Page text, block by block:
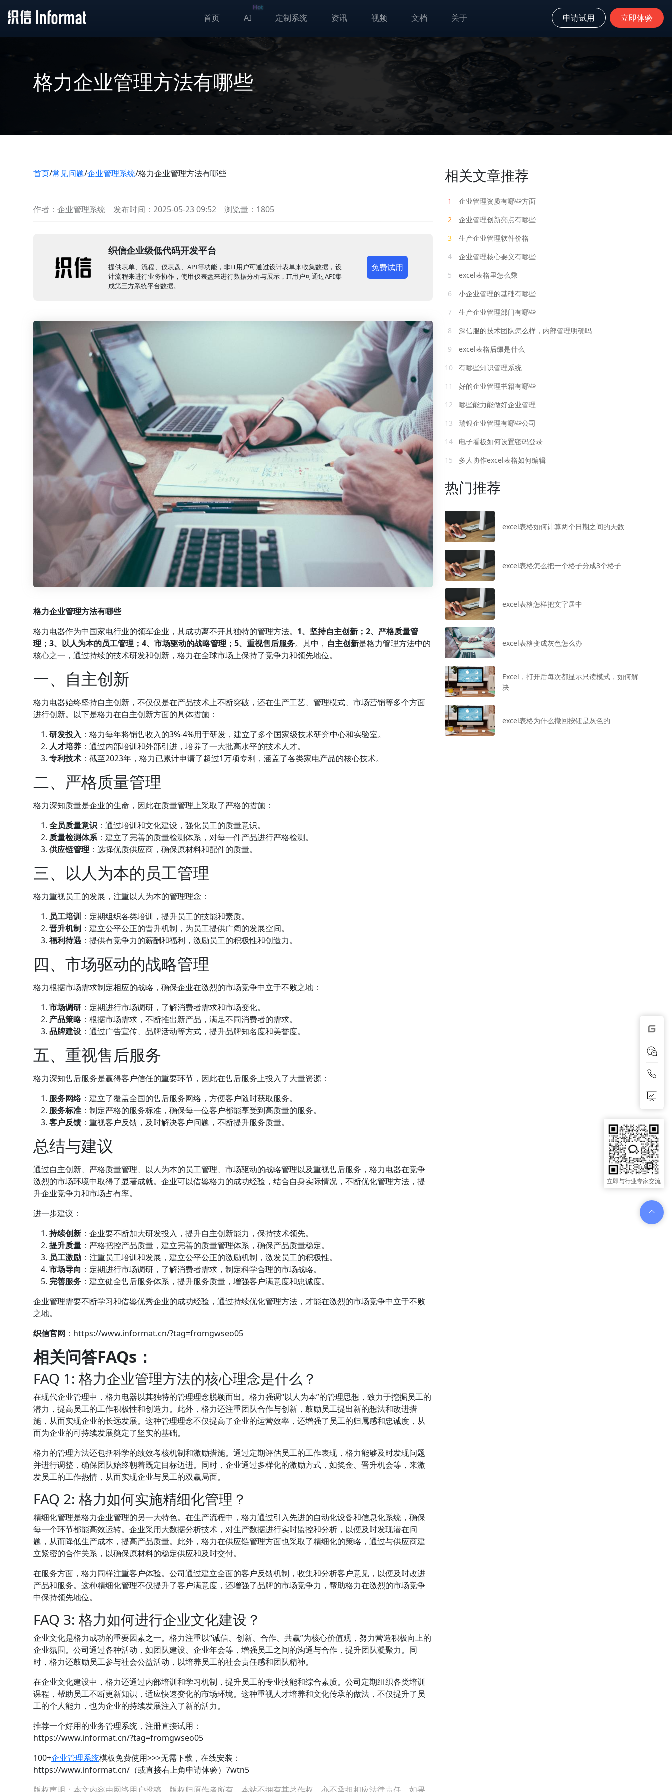
首页 AI
Hot
定制系统 资讯 视频 文档 关于 申请试用 立即体验
格力企业管理方法有哪些
首页/常见问题/企业管理系统/格力企业管理方法有哪些
作者：企业管理系统 发布时间：2025-05-23 09:52 浏览量：1805
织信企业级低代码开发平台
提供表单、流程、仪表盘、API等功能，非IT用户可通过设计表单来收集数据，设
计流程来进行业务协作，使用仪表盘来进行数据分析与展示，IT用户可通过API集
成第三方系统平台数据。
免费试用
格力企业管理方法有哪些
格力电器作为中国家电行业的领军企业，其成功离不开其独特的管理方法。 1、坚持自主创新；2、严格质量管
理 ；3、以人为本的员工管理 ；4、市场驱动的战略管理；5、重视售后服务。其中， 自主创新是格力管理方法中的
核心之一，通过持续的技术研发和创新，格力在全球市场上保持了竞争力和领先地位。
一、自主创新
格力电器始终坚持自主创新，不仅仅是在产品技术上不断突破，还在生产工艺、管理模式、市场营销等多个方面
进行创新。以下是格力在自主创新方面的具体措施：
研发投入 ：格力每年将销售收入的3%-4%用于研发，建立了多个国家级技术研究中心和实验室。
人才培养 ：通过内部培训和外部引进，培养了一大批高水平的技术人才。
专利技术 ：截至2023年，格力已累计申请了超过1万项专利，涵盖了各类家电产品的核心技术。
二、严格质量管理
格力深知质量是企业的生命，因此在质量管理上采取了严格的措施：
全员质量意识 ：通过培训和文化建设，强化员工的质量意识。
质量检测体系：建立了完善的质量检测体系，对每一件产品进行严格检测。
供应链管理 ：选择优质供应商，确保原材料和配件的质量。
三、以人为本的员工管理
格力重视员工的发展，注重以人为本的管理理念：
员工培训 ：定期组织各类培训，提升员工的技能和素质。
晋升机制 ：建立公平公正的晋升机制，为员工提供广阔的发展空间。
福利待遇 ：提供有竞争力的薪酬和福利，激励员工的积极性和创造力。
四、市场驱动的战略管理
格力根据市场需求制定相应的战略，确保企业在激烈的市场竞争中立于不败之地：
市场调研 ：定期进行市场调研，了解消费者需求和市场变化。
产品策略：根据市场需求，不断推出新产品，满足不同消费者的需求。
品牌建设 ：通过广告宣传、品牌活动等方式，提升品牌知名度和美誉度。
五、重视售后服务
格力深知售后服务是赢得客户信任的重要环节，因此在售后服务上投入了大量资源：
服务网络：建立了覆盖全国的售后服务网络，方便客户随时获取服务。
服务标准 ：制定严格的服务标准，确保每一位客户都能享受到高质量的服务。
客户反馈 ：重视客户反馈，及时解决客户问题，不断提升服务质量。
总结与建议
通过自主创新、严格质量管理、以人为本的员工管理、市场驱动的战略管理以及重视售后服务，格力电器在竞争
激烈的市场环境中取得了显著成就。企业可以借鉴格力的成功经验，结合自身实际情况，不断优化管理方法，提
升企业竞争力和市场占有率。
进一步建议：
持续创新 ：企业要不断加大研发投入，提升自主创新能力，保持技术领先。
提升质量 ：严格把控产品质量，建立完善的质量管理体系，确保产品质量稳定。
员工激励 ：注重员工培训和发展，建立公平公正的激励机制，激发员工的积极性。
市场导向 ：定期进行市场调研，了解消费者需求，制定科学合理的市场战略。
完善服务 ：建立健全售后服务体系，提升服务质量，增强客户满意度和忠诚度。
企业管理需要不断学习和借鉴优秀企业的成功经验，通过持续优化管理方法，才能在激烈的市场竞争中立于不败
之地。
织信官网 ：https://www.informat.cn/?tag=fromgwseo05
相关问答FAQs：
FAQ 1: 格力企业管理方法的核心理念是什么？
在现代企业管理中，格力电器以其独特的管理理念脱颖而出。格力强调“以人为本”的管理思想，致力于挖掘员工的
潜力，提高员工的工作积极性和创造力。此外，格力还注重团队合作与创新，鼓励员工提出新的想法和改进措
施，从而实现企业的长远发展。这种管理理念不仅提高了企业的运营效率，还增强了员工的归属感和忠诚度，从
而为企业的可持续发展奠定了坚实的基础。
格力的管理方法还包括科学的绩效考核机制和激励措施。通过定期评估员工的工作表现，格力能够及时发现问题
并进行调整，确保团队始终朝着既定目标迈进。同时，企业通过多样化的激励方式，如奖金、晋升机会等，来激
发员工的工作热情，从而实现企业与员工的双赢局面。
FAQ 2: 格力如何实施精细化管理？
精细化管理是格力企业管理的另一大特色。在生产流程中，格力通过引入先进的自动化设备和信息化系统，确保
每一个环节都能高效运转。企业采用大数据分析技术，对生产数据进行实时监控和分析，以便及时发现潜在问
题，从而降低生产成本，提高产品质量。此外，格力在供应链管理方面也采取了精细化的策略，通过与供应商建
立紧密的合作关系，以确保原材料的稳定供应和及时交付。
在服务方面，格力同样注重客户体验。公司通过建立全面的客户反馈机制，收集和分析客户意见，以便及时改进
产品和服务。这种精细化管理不仅提升了客户满意度，还增强了品牌的市场竞争力，帮助格力在激烈的市场竞争
中保持领先地位。
FAQ 3: 格力如何进行企业文化建设？
企业文化是格力成功的重要因素之一。格力注重以“诚信、创新、合作、共赢”为核心价值观，努力营造积极向上的
企业氛围。公司通过各种活动，如团队建设、企业年会等，增强员工之间的沟通与合作，提升团队凝聚力。同
时，格力还鼓励员工参与社会公益活动，以培养员工的社会责任感和团队精神。
在企业文化建设中，格力还通过内部培训和学习机制，提升员工的专业技能和综合素质。公司定期组织各类培训
课程，帮助员工不断更新知识，适应快速变化的市场环境。这种重视人才培养和文化传承的做法，不仅提升了员
工的个人能力，也为企业的持续发展注入了新的活力。
推荐一个好用的业务管理系统，注册直接试用：
https://www.informat.cn/?tag=fromgwseo05
100+企业管理系统模板免费使用>>>无需下载，在线安装：
https://www.informat.cn/（或直接右上角申请体验）7wtn5
相关文章推荐
1
企业管理资质有哪些方面
2
企业管理创新亮点有哪些
3
生产企业管理软件价格
4
企业管理核心要义有哪些
5
excel表格里怎么乘
6
小企业管理的基础有哪些
7
生产企业管理部门有哪些
8
深信服的技术团队怎么样，内部管理明确吗
9
excel表格后缀是什么
10
有哪些知识管理系统
11
好的企业管理书籍有哪些
12
哪些能力能做好企业管理
13
瑞银企业管理有哪些公司
14
电子看板如何设置密码登录
15
多人协作excel表格如何编辑
热门推荐
excel表格如何计算两个日期之间的天数
excel表格怎么把一个格子分成3个格子
excel表格怎样把文字居中
excel表格变成灰色怎么办
Excel，打开后每次都显示只读模式，如何解
决
excel表格为什么撤回按钮是灰色的
立即与行业专家交流